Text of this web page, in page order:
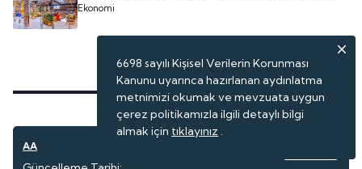
Ekonomi
AA
6698 sayılı Kişisel Verilerin Korunması
Kanunu uyarınca hazırlanan aydınlatma
metnimizi okumak ve mevzuata uygun
çerez politikamızla ilgili detaylı bilgi
almak için tıklayınız .